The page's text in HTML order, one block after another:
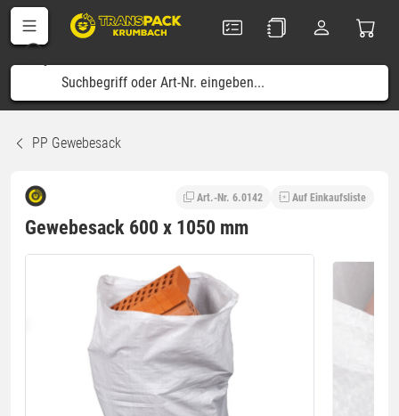
PP Gewebesack
Art.-Nr. 6.0142 Auf Einkaufsliste
Gewebesack 600 x 1050 mm